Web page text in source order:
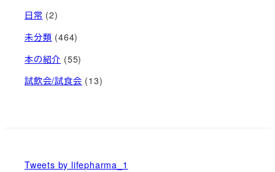
日常 (2)
未分類 (464)
本の紹介 (55)
試飲会/試食会 (13)
Tweets by lifepharma_1